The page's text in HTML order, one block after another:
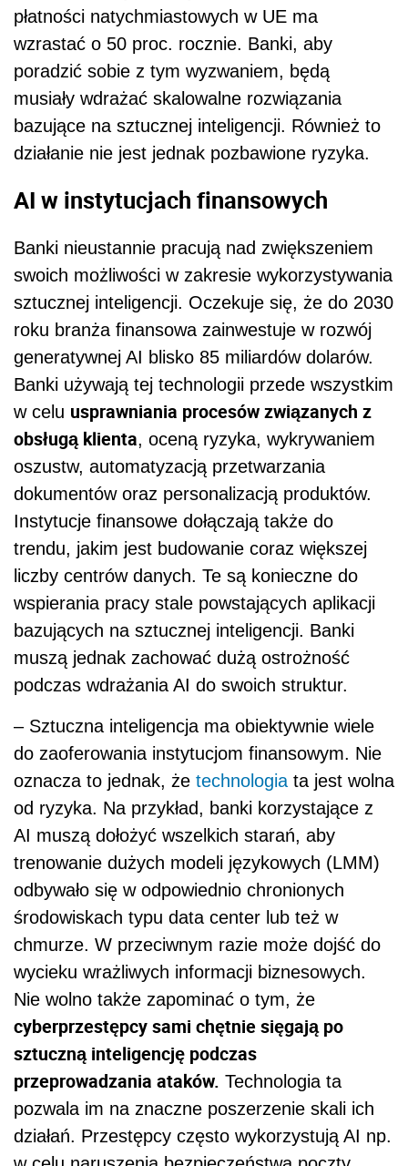
płatności natychmiastowych w UE ma
wzrastać o 50 proc. rocznie. Banki, aby
poradzić sobie z tym wyzwaniem, będą
musiały wdrażać skalowalne rozwiązania
bazujące na sztucznej inteligencji. Również to
działanie nie jest jednak pozbawione ryzyka.
AI w instytucjach finansowych
Banki nieustannie pracują nad zwiększeniem
swoich możliwości w zakresie wykorzystywania
sztucznej inteligencji. Oczekuje się, że do 2030
roku branża finansowa zainwestuje w rozwój
generatywnej AI blisko 85 miliardów dolarów.
Banki używają tej technologii przede wszystkim
w celu usprawniania procesów związanych z
obsługą klienta, oceną ryzyka, wykrywaniem
oszustw, automatyzacją przetwarzania
dokumentów oraz personalizacją produktów.
Instytucje finansowe dołączają także do
trendu, jakim jest budowanie coraz większej
liczby centrów danych. Te są konieczne do
wspierania pracy stale powstających aplikacji
bazujących na sztucznej inteligencji. Banki
muszą jednak zachować dużą ostrożność
podczas wdrażania AI do swoich struktur.
– Sztuczna inteligencja ma obiektywnie wiele
do zaoferowania instytucjom finansowym. Nie
oznacza to jednak, że technologia ta jest wolna
od ryzyka. Na przykład, banki korzystające z
AI muszą dołożyć wszelkich starań, aby
trenowanie dużych modeli językowych (LMM)
odbywało się w odpowiednio chronionych
środowiskach typu data center lub też w
chmurze. W przeciwnym razie może dojść do
wycieku wrażliwych informacji biznesowych.
Nie wolno także zapominać o tym, że
cyberprzestępcy sami chętnie sięgają po
sztuczną inteligencję podczas
przeprowadzania ataków. Technologia ta
pozwala im na znaczne poszerzenie skali ich
działań. Przestępcy często wykorzystują AI np.